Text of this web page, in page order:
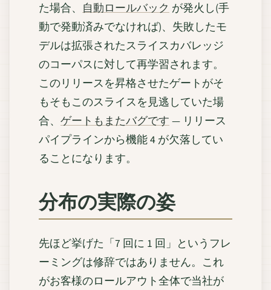
た場合、 自動ロールバック が発火し(手
動で発動済みでなければ)、失敗したモ
デルは拡張されたスライスカバレッジ
のコーパスに対して再学習されます。
このリリースを昇格させたゲートがそ
もそもこのスライスを見逃していた場
合、 ゲートもまたバグです— リリース
パイプラインから機能 4 が欠落してい
ることになります。
分布の実際の姿
先ほど挙げた「7 回に 1 回」というフレ
ーミングは修辞ではありません。これ
がお客様のロールアウト全体で当社が